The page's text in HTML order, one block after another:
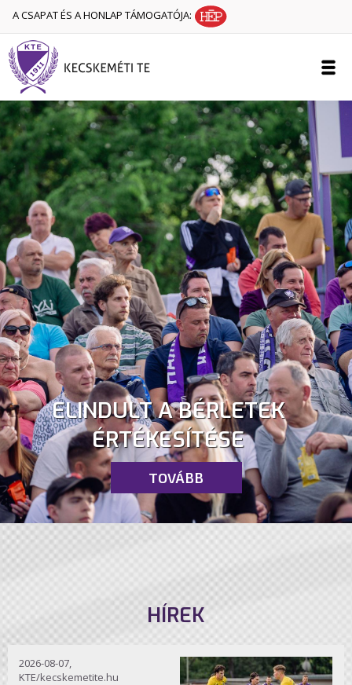
A CSAPAT ÉS A HONLAP TÁMOGATÓJA:
ELINDULT A BÉRLETEK
ÉRTÉKESÍTÉSE
TOVÁBB
HÍREK
2026-08-07,
KTE/kecskemetite.hu